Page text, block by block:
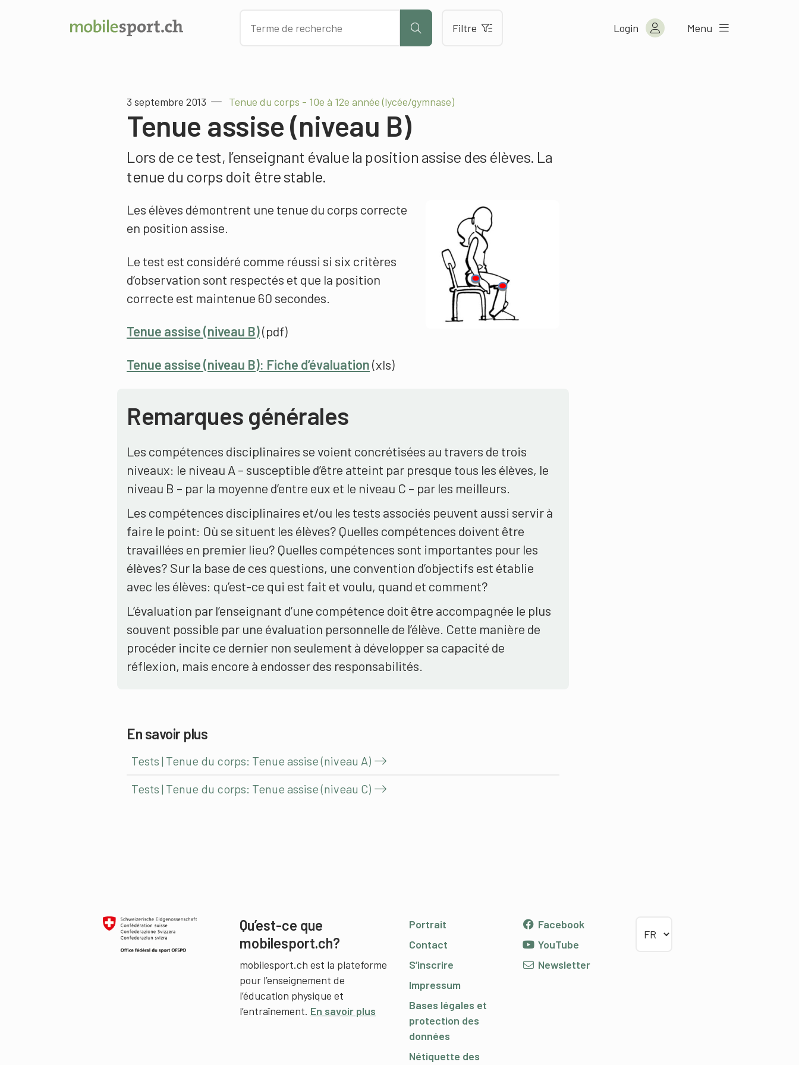
Filtre Login Menu
3 septembre 2013 Tenue du corps - 10e à 12e année (lycée/gymnase)
Tenue assise (niveau B)
Lors de ce test, l’enseignant évalue la position assise des élèves. La
tenue du corps doit être stable.
Les élèves démontrent une tenue du corps correcte
en position assise.
Le test est considéré comme réussi si six critères
d’observation sont respectés et que la position
correcte est maintenue 60 secondes.
Tenue assise (niveau B)(pdf)
Tenue assise (niveau B): Fiche d’évaluation(xls)
Remarques générales
Les compétences disciplinaires se voient concrétisées au travers de trois
niveaux: le niveau A – susceptible d’être atteint par presque tous les élèves, le
niveau B – par la moyenne d’entre eux et le niveau C – par les meilleurs.
Les compétences disciplinaires et/ou les tests associés peuvent aussi servir à
faire le point: Où se situent les élèves? Quelles compétences doivent être
travaillées en premier lieu? Quelles compétences sont importantes pour les
élèves? Sur la base de ces questions, une convention d’objectifs est établie
avec les élèves: qu’est-ce qui est fait et voulu, quand et comment?
L’évaluation par l’enseignant d’une compétence doit être accompagnée le plus
souvent possible par une évaluation personnelle de l’élève. Cette manière de
procéder incite ce dernier non seulement à développer sa capacité de
réflexion, mais encore à endosser des responsabilités.
En savoir plus
Tests | Tenue du corps: Tenue assise (niveau A)
Tests | Tenue du corps: Tenue assise (niveau C)
Qu’est-ce que
mobilesport.ch?
mobilesport.ch est la plateforme
pour l’enseignement de
l’éducation physique et
l’entraînement. En savoir plus
Portrait
Contact
S’inscrire
Impressum
Bases légales et
protection des
données
Nétiquette des
Facebook
YouTube
Newsletter